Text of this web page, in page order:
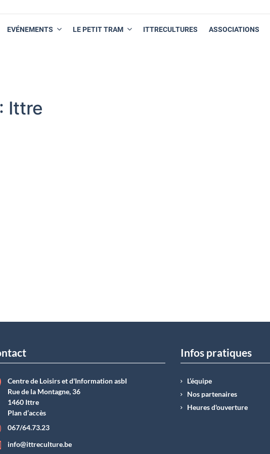
EVÉNEMENTS LE PETIT TRAM ITTRECULTURES ASSOCIATIONS
Ittre
Centre de Loisirs et d'Information asbI
Rue de la Montagne, 36
1460 Ittre
Plan d’accès
067/64.73.23
info@ittreculture.be
Infos pratiques
L’équipe
Nos partenaires
Heures d'ouverture